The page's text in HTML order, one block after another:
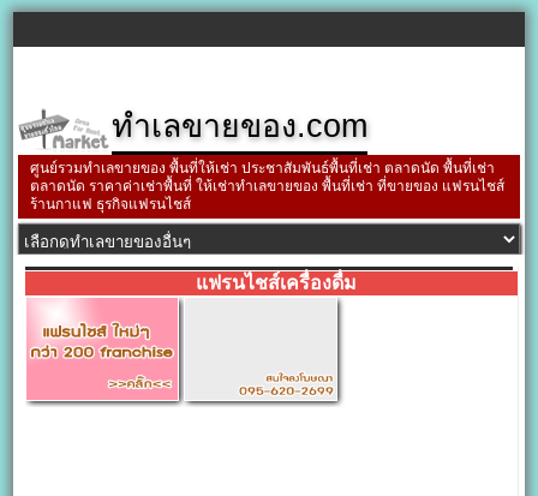
ทำเลขายของ.com
ศูนย์รวมทำเลขายของ พื้นที่ให้เช่า ประชาสัมพันธ์พื้นที่เช่า ตลาดนัด พื้นที่เช่า
ตลาดนัด ราคาค่าเช่าพื้นที่ ให้เช่าทำเลขายของ พื้นที่เช่า ที่ขายของ แฟรนไชส์
ร้านกาแฟ ธุรกิจแฟรนไชส์
แฟรนไชส์เครื่องดื่ม